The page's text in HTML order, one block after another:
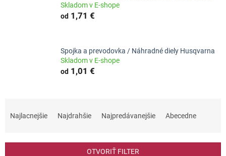
Skladom v E-shope
od 1,71 €
Spojka a prevodovka / Náhradné diely Husqvarna
Skladom v E-shope
od 1,01 €
Najlacnejšie Najdrahšie Najpredávanejšie Abecedne
OTVORIŤ FILTER